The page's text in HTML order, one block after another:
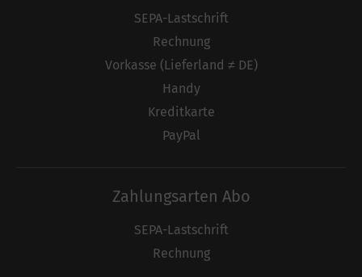
SEPA-Lastschrift
Rechnung
Vorkasse (Lieferland ≠ DE)
Handy
Kreditkarte
PayPal
Zahlungsarten Abo
SEPA-Lastschrift
Rechnung